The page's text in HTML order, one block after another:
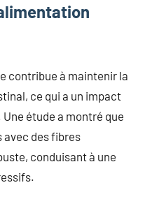
contribue à maintenir la
ce qui a un impact
étude a montré que
avec des fibres
conduisant à une